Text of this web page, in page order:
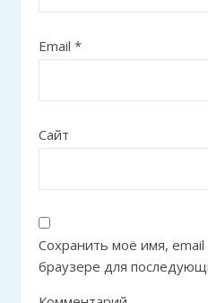
Email *
Сайт
Сохранить моё имя, email
браузере для